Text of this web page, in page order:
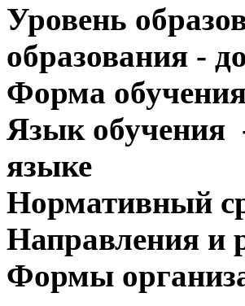
Уровень
образования -
Форма обучения
Язык обучения
языке
Нормативный
Направления и
Формы